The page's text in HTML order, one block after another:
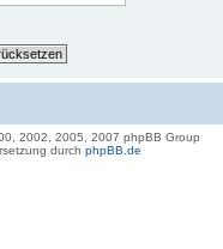
2002, 2005, 2007 phpBB Group
durch phpBB.de